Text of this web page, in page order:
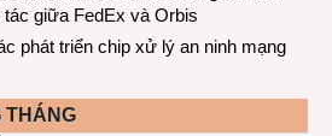
giữa FedEx và Orbis
phát triển chip xử lý an ninh mạng
THÁNG